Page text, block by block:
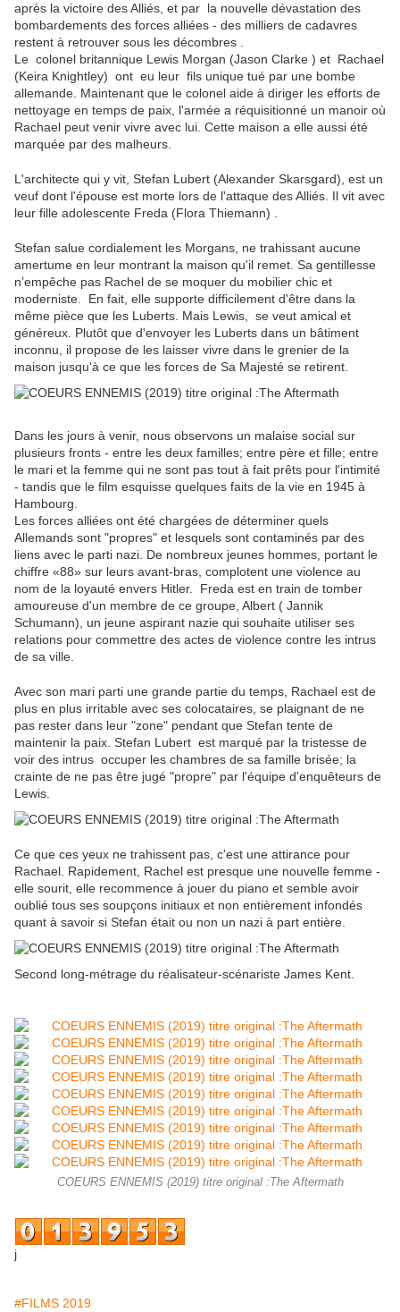
après la victoire des Alliés, et par la nouvelle dévastation des
bombardements des forces alliées - des milliers de cadavres
restent à retrouver sous les décombres .
Le colonel britannique Lewis Morgan (Jason Clarke ) et Rachael
(Keira Knightley) ont eu leur fils unique tué par une bombe
allemande. Maintenant que le colonel aide à diriger les efforts de
nettoyage en temps de paix, l'armée a réquisitionné un manoir où
Rachael peut venir vivre avec lui. Cette maison a elle aussi été
marquée par des malheurs.
L'architecte qui y vit, Stefan Lubert (Alexander Skarsgard), est un
veuf dont l'épouse est morte lors de l'attaque des Alliés. Il vit avec
leur fille adolescente Freda (Flora Thiemann) .
Stefan salue cordialement les Morgans, ne trahissant aucune
amertume en leur montrant la maison qu'il remet. Sa gentillesse
n’empêche pas Rachel de se moquer du mobilier chic et
moderniste. En fait, elle supporte difficilement d'être dans la
même pièce que les Luberts. Mais Lewis, se veut amical et
généreux. Plutôt que d'envoyer les Luberts dans un bâtiment
inconnu, il propose de les laisser vivre dans le grenier de la
maison jusqu'à ce que les forces de Sa Majesté se retirent.
Dans les jours à venir, nous observons un malaise social sur
plusieurs fronts - entre les deux familles; entre père et fille; entre
le mari et la femme qui ne sont pas tout à fait prêts pour l'intimité
- tandis que le film esquisse quelques faits de la vie en 1945 à
Hambourg.
Les forces alliées ont été chargées de déterminer quels
Allemands sont "propres" et lesquels sont contaminés par des
liens avec le parti nazi. De nombreux jeunes hommes, portant le
chiffre «88» sur leurs avant-bras, complotent une violence au
nom de la loyauté envers Hitler. Freda est en train de tomber
amoureuse d'un membre de ce groupe, Albert ( Jannik
Schumann), un jeune aspirant nazie qui souhaite utiliser ses
relations pour commettre des actes de violence contre les intrus
de sa ville.
Avec son mari parti une grande partie du temps, Rachael est de
plus en plus irritable avec ses colocataires, se plaignant de ne
pas rester dans leur "zone" pendant que Stefan tente de
maintenir la paix. Stefan Lubert est marqué par la tristesse de
voir des intrus occuper les chambres de sa famille brisée; la
crainte de ne pas être jugé "propre" par l'équipe d'enquêteurs de
Lewis.
Ce que ces yeux ne trahissent pas, c'est une attirance pour
Rachael. Rapidement, Rachel est presque une nouvelle femme -
elle sourit, elle recommence à jouer du piano et semble avoir
oublié tous ses soupçons initiaux et non entièrement infondés
quant à savoir si Stefan était ou non un nazi à part entière.
Second long-métrage du réalisateur-scénariste James Kent.
COEURS ENNEMIS (2019) titre original :The Aftermath
j
#FILMS 2019